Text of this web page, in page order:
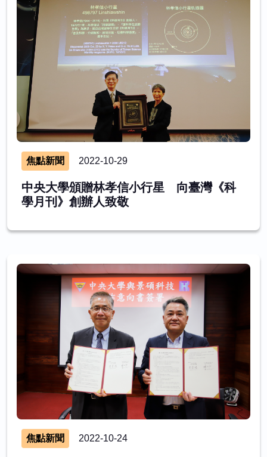
焦點新聞 2022-10-29
中央大學頒贈林孝信小行星 向臺灣《科
學月刊》創辦人致敬
焦點新聞 2022-10-24